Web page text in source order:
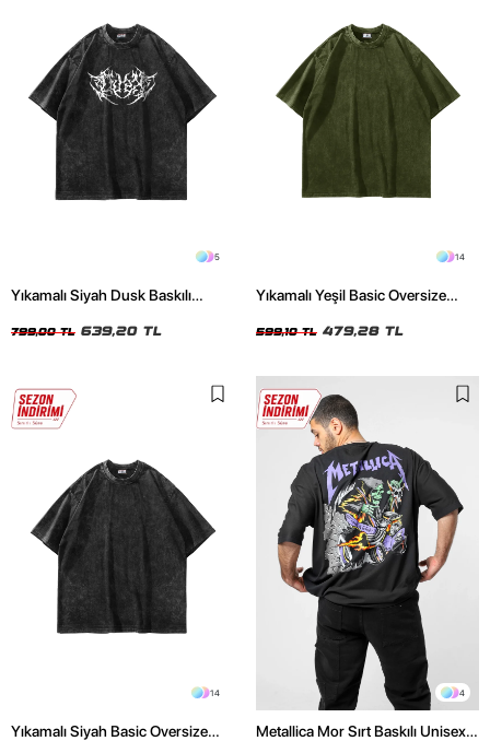
5
Yıkamalı Siyah Dusk Baskılı
799,00 TL 639,20 TL
14
Yıkamalı Yeşil Basic Oversize
599,10 TL 479,28 TL
14
Yıkamalı Siyah Basic Oversize
4
Metallica Mor Sırt Baskılı Unisex